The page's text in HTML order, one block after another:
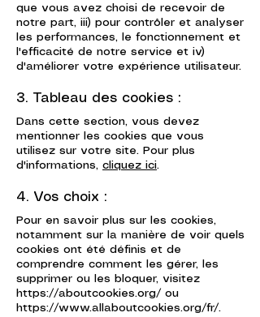
que vous avez choisi de recevoir de
notre part, iii) pour contrôler et analyser
les performances, le fonctionnement et
l'efficacité de notre service et iv)
d'améliorer votre expérience utilisateur.
3. Tableau des cookies :
Dans cette section, vous devez
mentionner les cookies que vous
utilisez sur votre site. Pour plus
d'informations, cliquez ici.
4. Vos choix :
Pour en savoir plus sur les cookies,
notamment sur la manière de voir quels
cookies ont été définis et de
comprendre comment les gérer, les
supprimer ou les bloquer, visitez
https://aboutcookies.org/ ou
https://www.allaboutcookies.org/fr/.